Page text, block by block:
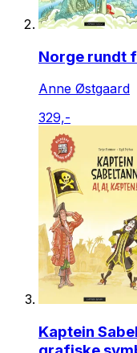
Norge rundt
Anne Østgaard
329,-
Kaptein